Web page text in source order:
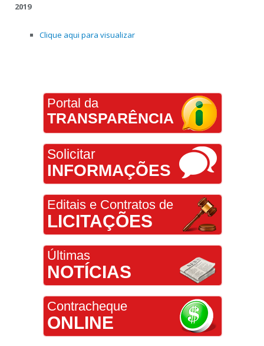
2019
Clique aqui para visualizar
Portal da
TRANSPARÊNCIA
Solicitar
INFORMAÇÕES
Editais e Contratos de
LICITAÇÕES
Últimas
NOTÍCIAS
Contracheque
ONLINE